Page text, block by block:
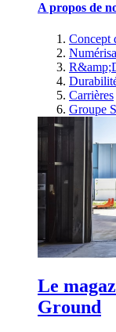
A propos de
Concept
Carrières
Groupe
Le
Ground